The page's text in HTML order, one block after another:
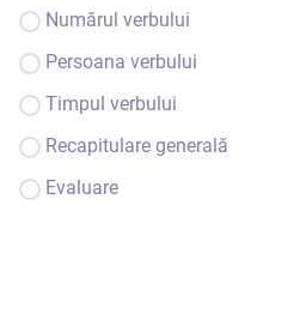
Numărul verbului
Persoana verbului
Timpul verbului
Recapitulare generală
Evaluare